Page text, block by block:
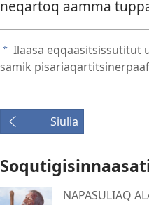
neqar­toq aam­ma
a Ilaasa
samik
Siulia
NAPASULIAQ